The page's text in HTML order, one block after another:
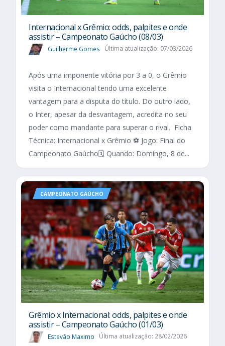
Internacional x Grêmio: odds, palpites e onde
assistir – Campeonato Gaúcho (08/03)
Guilherme Gomes Última atualização: 07/03/2026
Após uma imponente vitória por 3 a 0, o Grêmio
visita o Internacional tendo uma excelente
vantagem para a disputa do título. Do outro lado,
o Inter, apesar da desvantagem, acredita no seu
poder como mandante para superar o rival. Ficha
Técnica: Internacional x Grêmio ⚽ Jogo: Final do
Campeonato Gaúcho🗓️ Quando: Domingo, 8 de...
CAMPEONATO GAÚCHO
Grêmio x Internacional: odds, palpites e onde
assistir – Campeonato Gaúcho (01/03)
Estevão Maximo Última atualização: 28/02/2026